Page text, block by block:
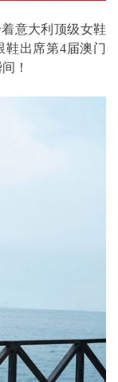
意大利顶级女鞋
鞋出席第4届澳门
！